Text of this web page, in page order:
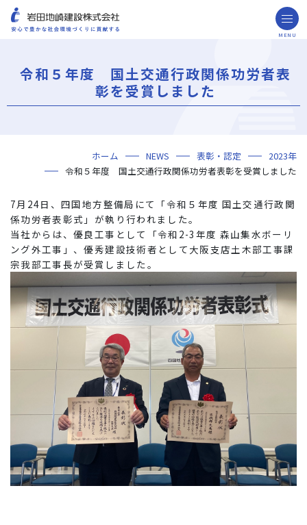
MENU
ごあいさつ
ミッション・ビジョン・社訓
会社概要
組織図
役員一覧
沿革
岩田地崎の歴史
事業所一覧
関連会社
プレスリリース
財務情報
岩田地崎建設のCM
3分でわかる岩田地崎建設
用途区分から探す
GISマップシステム
Niseko Project
プロジェクトレポート
技術・ソリューション
ソリューション
海外事業
NISEKO PROJECTS
閉じる
令和５年度 国土交通行政関係功労者表
彰を受賞しました
ホーム NEWS 表彰・認定
2023年
令和５年度 国土交通行政関係功労者表彰を受賞しました
7月24日、四国地方整備局にて「令和５年度 国土交通行政関
係功労者表彰式」が執り行われました。
当社からは、優良工事として「令和2-3年度 森山集水ボーリ
ング外工事」、優秀建設技術者として大阪支店土木部工事課
宗我部工事長が受賞しました。